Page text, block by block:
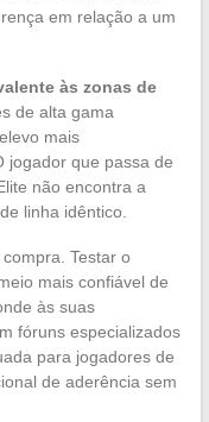
em relação a um
às zonas de
de alta gama
mais
jogador que passa de
não encontra a
linha idêntico.
Testar o
mais confiável de
às suas
fóruns especializados
para jogadores de
de aderência sem